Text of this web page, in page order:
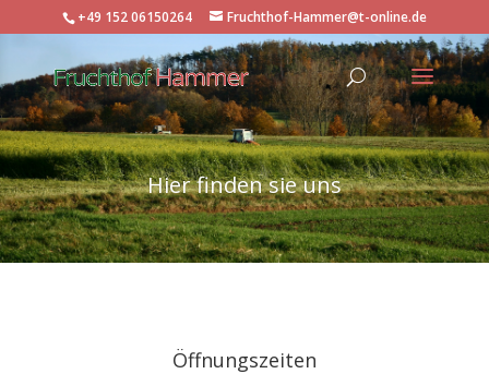
+49 152 06150264 Fruchthof-Hammer@t-online.de
Hier finden sie uns
Öffnungszeiten